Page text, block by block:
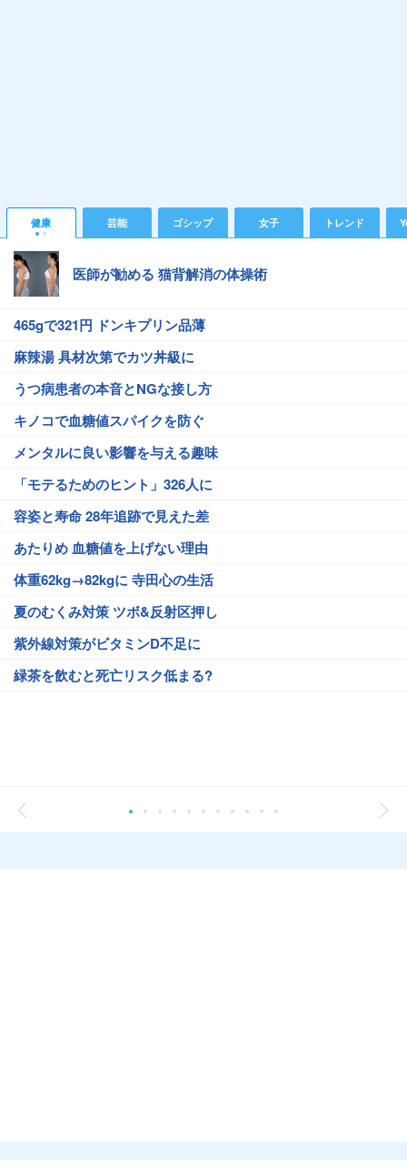
健康 芸能 ゴシップ 女子 トレンド
医師が勧める 猫背解消の体操術
465gで321円 ドンキプリン品薄
麻辣湯 具材次第でカツ丼級に
うつ病患者の本音とNGな接し方
キノコで血糖値スパイクを防ぐ
メンタルに良い影響を与える趣味
「モテるためのヒント」326人に
容姿と寿命 28年追跡で見えた差
あたりめ 血糖値を上げない理由
体重62kg→82kgに 寺田心の生活
夏のむくみ対策 ツボ&反射区押し
紫外線対策がビタミンD不足に
緑茶を飲むと死亡リスク低まる?